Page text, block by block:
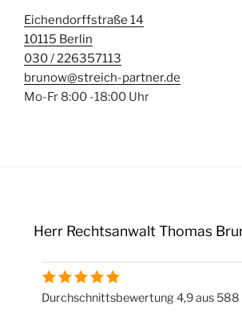
Eichendorffstraße 14
10115 Berlin
030 / 226357113
brunow@streich-partner.de
Mo-Fr 8:00 -18:00 Uhr
Herr Rechtsanwalt Thomas
Durchschnittsbewertung 4,9 aus